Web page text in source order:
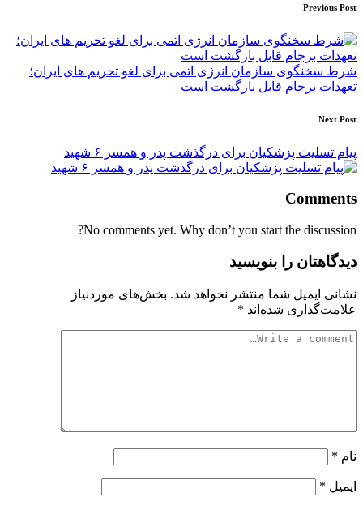
Post
navigation
Previous Post
شرط سخنگوی سازمان انرژی اتمی برای لغو تحریم های ایران؛
تعهدات برجام قابل بازگشت است
Next Post
پیام تسلیت پزشکیان برای درگذشت پدر و همسر ۶ شهید
Comments
No comments yet. Why don’t you start the discussion?
دیدگاهتان را بنویسید
نشانی ایمیل شما منتشر نخواهد شد. بخش‌های موردنیاز
علامت‌گذاری شده‌اند *
نام *
ایمیل *